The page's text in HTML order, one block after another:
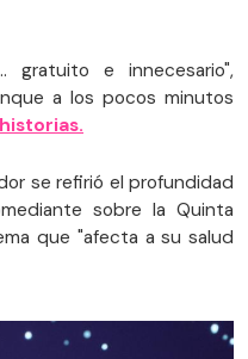
gratuito e innecesario",
a los pocos minutos
se refirió el profundidad
sobre la Quinta
que "afecta a su salud